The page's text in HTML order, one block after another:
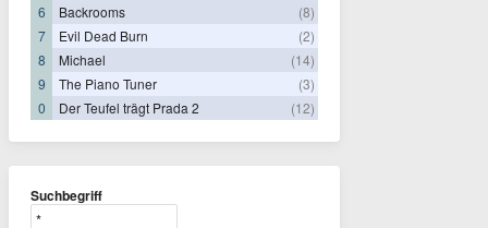
6
Backrooms
(8)
7
Evil Dead Burn
(2)
8
Michael
(14)
9
The Piano Tuner
(3)
0
Der Teufel trägt Prada 2 (12)
Suchbegriff